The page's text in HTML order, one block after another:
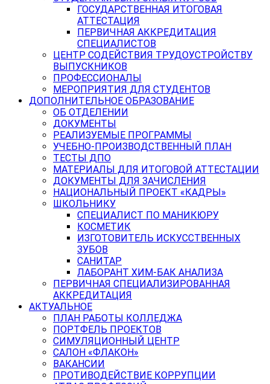
ГОСУДАРСТВЕННАЯ ИТОГОВАЯ
АТТЕСТАЦИЯ
ПЕРВИЧНАЯ АККРЕДИТАЦИЯ
СПЕЦИАЛИСТОВ
ЦЕНТР СОДЕЙСТВИЯ ТРУДОУСТРОЙСТВУ
ВЫПУСКНИКОВ
ПРОФЕССИОНАЛЫ
МЕРОПРИЯТИЯ ДЛЯ СТУДЕНТОВ
ДОПОЛНИТЕЛЬНОЕ ОБРАЗОВАНИЕ
ОБ ОТДЕЛЕНИИ
ДОКУМЕНТЫ
РЕАЛИЗУЕМЫЕ ПРОГРАММЫ
УЧЕБНО-ПРОИЗВОДСТВЕННЫЙ ПЛАН
ТЕСТЫ ДПО
МАТЕРИАЛЫ ДЛЯ ИТОГОВОЙ АТТЕСТАЦИИ
ДОКУМЕНТЫ ДЛЯ ЗАЧИСЛЕНИЯ
НАЦИОНАЛЬНЫЙ ПРОЕКТ «КАДРЫ»
ШКОЛЬНИКУ
СПЕЦИАЛИСТ ПО МАНИКЮРУ
КОСМЕТИК
ИЗГОТОВИТЕЛЬ ИСКУССТВЕННЫХ
ЗУБОВ
САНИТАР
ЛАБОРАНТ ХИМ-БАК АНАЛИЗА
ПЕРВИЧНАЯ СПЕЦИАЛИЗИРОВАННАЯ
АККРЕДИТАЦИЯ
АКТУАЛЬНОЕ
ПЛАН РАБОТЫ КОЛЛЕДЖА
ПОРТФЕЛЬ ПРОЕКТОВ
СИМУЛЯЦИОННЫЙ ЦЕНТР
САЛОН «ФЛАКОН»
ВАКАНСИИ
ПРОТИВОДЕЙСТВИЕ КОРРУПЦИИ